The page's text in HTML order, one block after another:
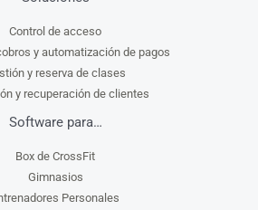
Control de acceso
y automatización de pagos
y reserva de clases
y recuperación de clientes
Software para…
Box de CrossFit
Gimnasios
Personales